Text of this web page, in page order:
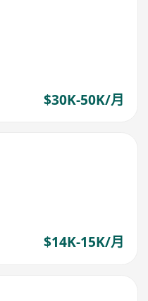
$30K-50K/月
$14K-15K/月